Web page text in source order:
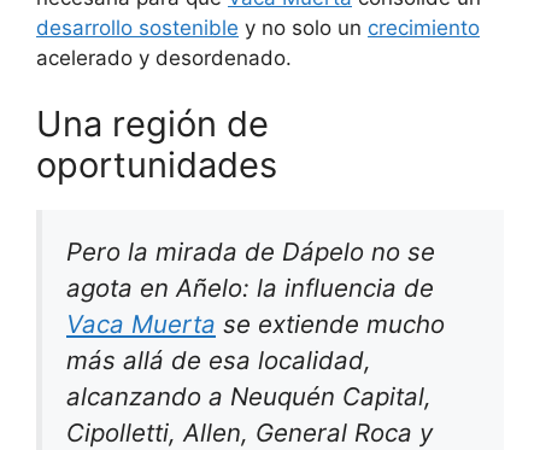
desarrollo sostenible y no solo un crecimiento
acelerado y desordenado.
Una región de
oportunidades
Pero la mirada de Dápelo no se
agota en Añelo: la influencia de
Vaca Muerta se extiende mucho
más allá de esa localidad,
alcanzando a Neuquén Capital,
Cipolletti, Allen, General Roca y